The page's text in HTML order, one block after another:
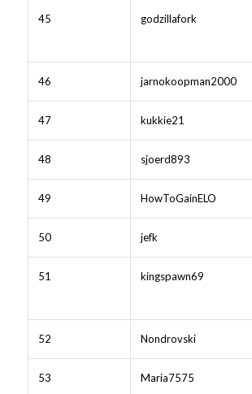
45 godzillafork
46 jarnokoopman2000
47 kukkie21
48 sjoerd893
49 HowToGainELO
50 jefk
51 kingspawn69
52 Nondrovski
53 Maria7575